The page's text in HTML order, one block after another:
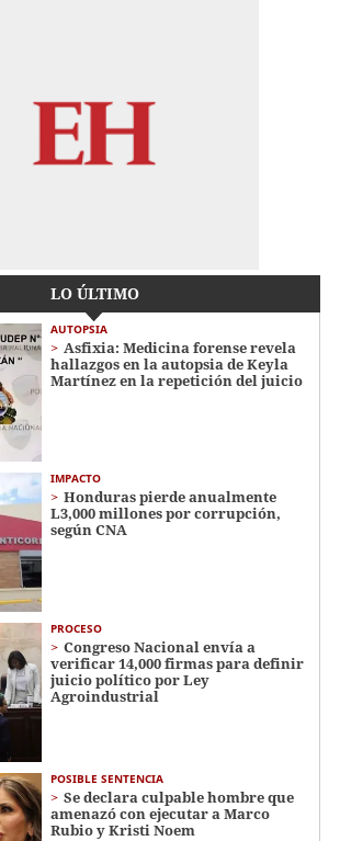
LO ÚLTIMO
AUTOPSIA
Asfixia: Medicina forense revela
hallazgos en la autopsia de Keyla
Martínez en la repetición del juicio
IMPACTO
Honduras pierde anualmente
L3,000 millones por corrupción,
según CNA
PROCESO
Congreso Nacional envía a
verificar 14,000 firmas para definir
juicio político por Ley
Agroindustrial
POSIBLE SENTENCIA
Se declara culpable hombre que
amenazó con ejecutar a Marco
Rubio y Kristi Noem